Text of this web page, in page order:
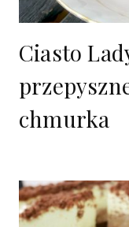
Ciasto
chmurka